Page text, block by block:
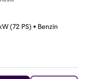
(72 PS) • Benzin